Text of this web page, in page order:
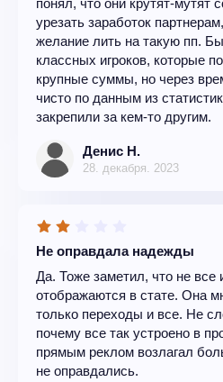
понял, что они крутят-мутят
урезать заработок
желание лить на такую пп.
классных игроков, которые
крупные суммы, но через
чисто по данным из
закрепили за кем-то другим.
Денис Н.
28. декабря. 2023
Не оправдала надежды
Да. Тоже заметил, что не все
отображаются в стате. Она
только переходы и все. Не
почему все так устроено в
прямым реклом возлагал
не оправдались.